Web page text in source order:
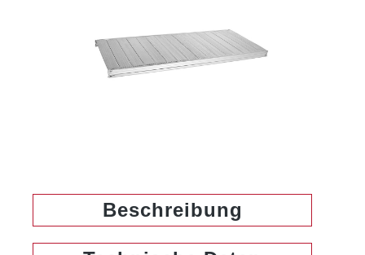
Beschreibung